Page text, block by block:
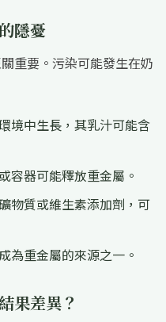
隱憂
重要。污染可能發生在奶
境中生長，其乳汁可能含
容器可能釋放重金屬。
物質或維生素添加劑，可
為重金屬的來源之一。
果差異？